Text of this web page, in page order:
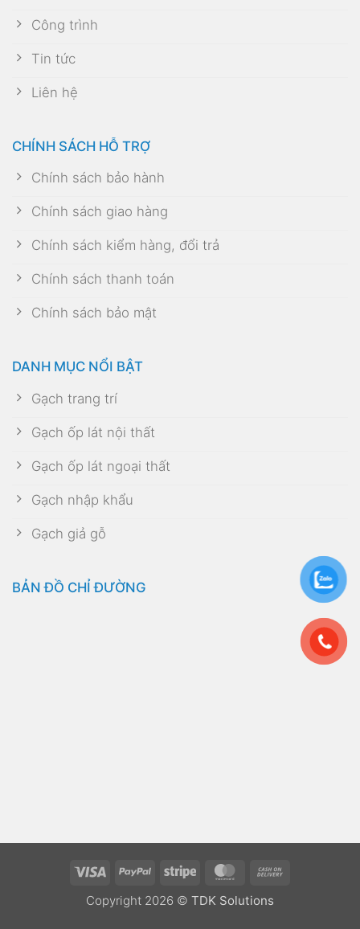
Công trình
Tin tức
Liên hệ
CHÍNH SÁCH HỖ TRỢ
Chính sách bảo hành
Chính sách giao hàng
Chính sách kiểm hàng, đổi trả
Chính sách thanh toán
Chính sách bảo mật
DANH MỤC NỔI BẬT
Gạch trang trí
Gạch ốp lát nội thất
Gạch ốp lát ngoại thất
Gạch nhập khẩu
Gạch giả gỗ
BẢN ĐỒ CHỈ ĐƯỜNG
Visa PayPal Stripe MasterCard
Copyright 2026 © TDK Solutions